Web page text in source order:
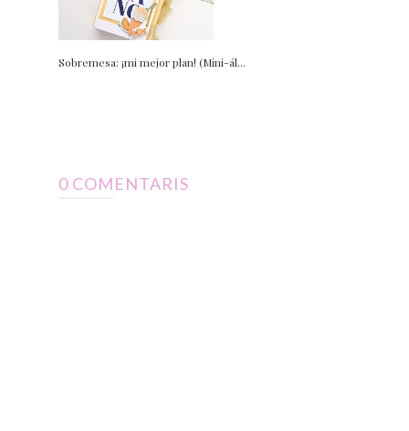
Sobremesa: ¡mi mejor plan! (Mini-ál...
0 COMENTARIS